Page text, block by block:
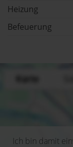
Heizung
Befeuerung
Ich bin damit